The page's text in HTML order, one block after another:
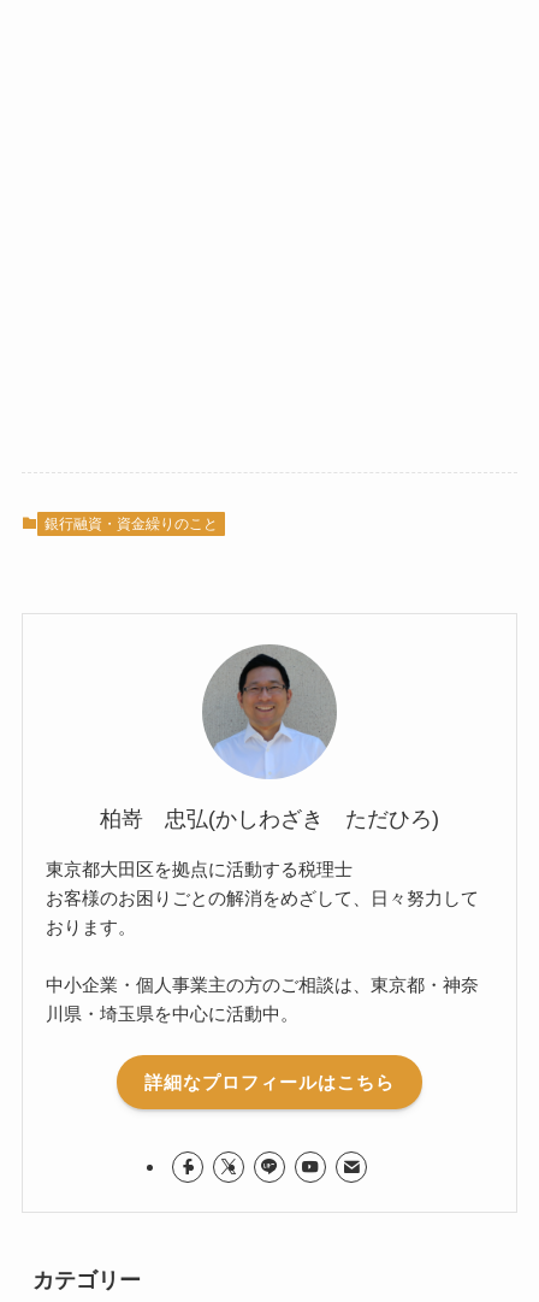
銀行融資・資金繰りのこと
柏嵜 忠弘(かしわざき ただひろ)
東京都大田区を拠点に活動する税理士
お客様のお困りごとの解消をめざして、日々努力して
おります。
中小企業・個人事業主の方のご相談は、東京都・神奈
川県・埼玉県を中心に活動中。
詳細なプロフィールはこちら
カテゴリー